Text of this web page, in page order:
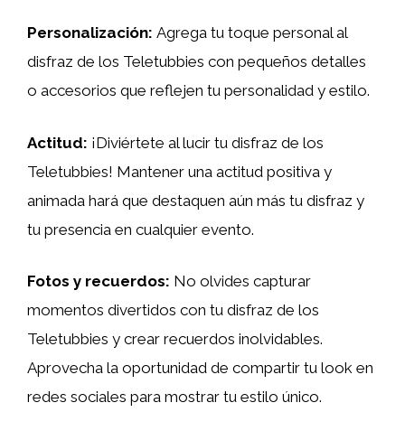
Personalización: Agrega tu toque personal al
disfraz de los Teletubbies con pequeños detalles
o accesorios que reflejen tu personalidad y estilo.
Actitud: ¡Diviértete al lucir tu disfraz de los
Teletubbies! Mantener una actitud positiva y
animada hará que destaquen aún más tu disfraz y
tu presencia en cualquier evento.
Fotos y recuerdos: No olvides capturar
momentos divertidos con tu disfraz de los
Teletubbies y crear recuerdos inolvidables.
Aprovecha la oportunidad de compartir tu look en
redes sociales para mostrar tu estilo único.